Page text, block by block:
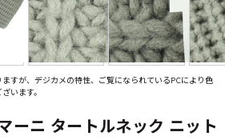
すが、デジカメの特性、ご覧になられているPCにより色
います。
ーニ タートルネック ニット